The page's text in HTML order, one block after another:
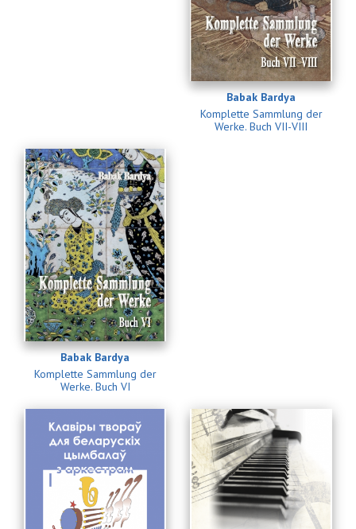
Babak Bardya
Komplette Sammlung der
Werke. Buch VII-VIII
Babak Bardya
Komplette Sammlung der
Werke. Buch VI